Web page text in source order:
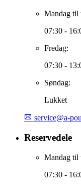
Mandag til
07:30 -
Fredag:
07:30 -
Søndag:
Lukket
service@a-
Reservedele
Mandag til
07:30 -